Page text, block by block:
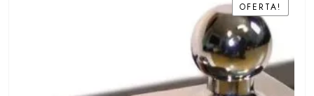
OFERTA!
OFERTA!